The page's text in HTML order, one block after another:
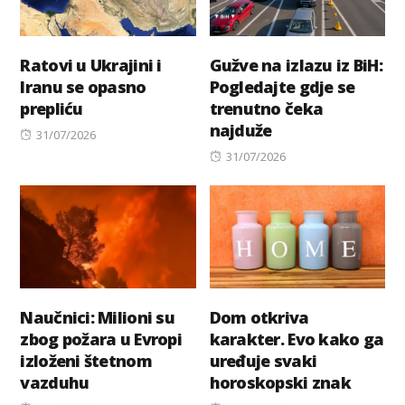
Ratovi u Ukrajini i
Iranu se opasno
prepliću
Posted
31/07/2026
Gužve na izlazu iz BiH:
Pogledajte gdje se
trenutno čeka
najduže
Posted
31/07/2026
Naučnici: Milioni su
zbog požara u Evropi
izloženi štetnom
vazduhu
Dom otkriva
karakter. Evo kako ga
uređuje svaki
horoskopski znak